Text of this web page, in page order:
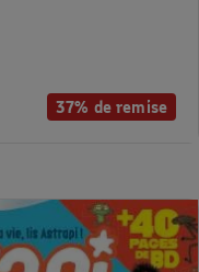
37% de remise